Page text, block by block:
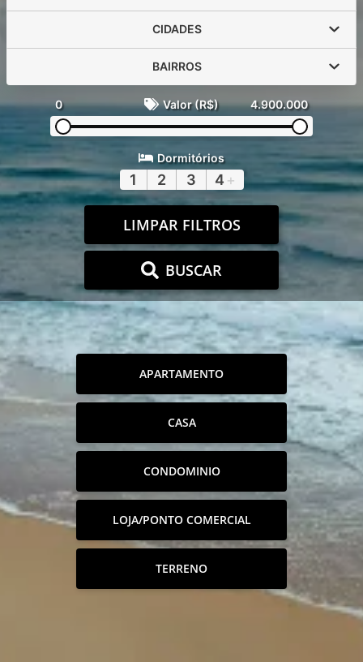
CIDADES
BAIRROS
0 Valor (R$) 4.900.000
Dormitórios
1 2 3 4 +
LIMPAR FILTROS
BUSCAR
APARTAMENTO
CASA
CONDOMINIO
LOJA/PONTO COMERCIAL
TERRENO